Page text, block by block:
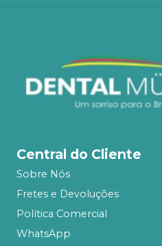
Central do Cliente
Sobre Nós
Fretes e Devoluções
Política Comercial
WhatsApp